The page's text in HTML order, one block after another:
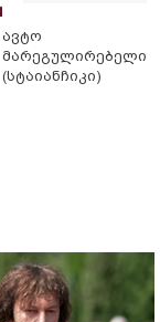
ავტო
მარეგულირებელი
(სტაიანჩიკი)